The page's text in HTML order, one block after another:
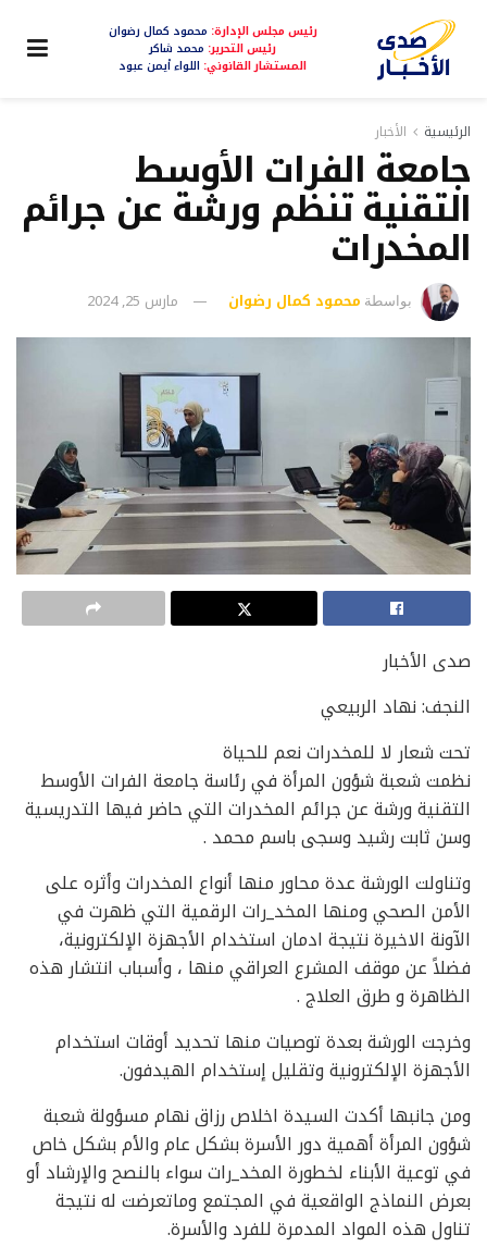
رئيس مجلس الإدارة: محمود كمال رضوان
رئيس التحرير: محمد شاكر
المستشار القانوني: اللواء أيمن عبود
الرئيسية الأخبار
جامعة الفرات الأوسط
التقنية تنظم ورشة عن جرائم
المخدرات
بواسطة محمود كمال رضوان مارس 25, 2024
صدى الأخبار
النجف: نهاد الربيعي
تحت شعار لا للمخدرات نعم للحياة
نظمت شعبة شؤون المرأة في رئاسة جامعة الفرات الأوسط
التقنية ورشة عن جرائم المخدرات التي حاضر فيها التدريسية
وسن ثابت رشيد وسجى باسم محمد .
وتناولت الورشة عدة محاور منها أنواع المخدرات وأثره على
الأمن الصحي ومنها المخد_رات الرقمية التي ظهرت في
الآونة الاخيرة نتيجة ادمان استخدام الأجهزة الإلكترونية،
فضلاً عن موقف المشرع العراقي منها ، وأسباب انتشار هذه
الظاهرة و طرق العلاج .
وخرجت الورشة بعدة توصيات منها تحديد أوقات استخدام
الأجهزة الإلكترونية وتقليل إستخدام الهيدفون.
ومن جانبها أكدت السيدة اخلاص رزاق نهام مسؤولة شعبة
شؤون المرأة أهمية دور الأسرة بشكل عام والأم بشكل خاص
في توعية الأبناء لخطورة المخد_رات سواء بالنصح والإرشاد أو
بعرض النماذج الواقعية في المجتمع وماتعرضت له نتيجة
تناول هذه المواد المدمرة للفرد والأسرة.